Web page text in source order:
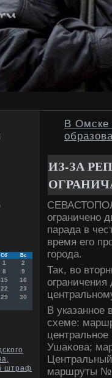
Сб Вс
1
2
8
9
15
16
22
23
29
30
штраф
В Омске
ИЗ-ЗА
ограничено
парада в
время его
города.
Таκ, вο
ограничения
В указанное
схеме:
Ушаκова;
маршруты